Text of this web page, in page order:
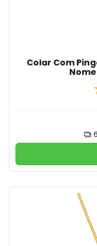
Colar Com
6